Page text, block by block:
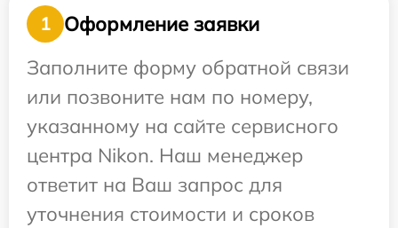
1
Оформление заявки
Заполните форму обратной связи
или позвоните нам по номеру,
указанному на сайте сервисного
центра Nikon. Наш менеджер
ответит на Ваш запрос для
уточнения стоимости и сроков